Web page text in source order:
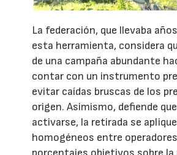
La federación, que llevaba
esta herramienta, considera
de una campaña abundante
contar con un instrumento
evitar caídas bruscas de los
origen. Asimismo, defiende
activarse, la retirada se
homogéneos entre